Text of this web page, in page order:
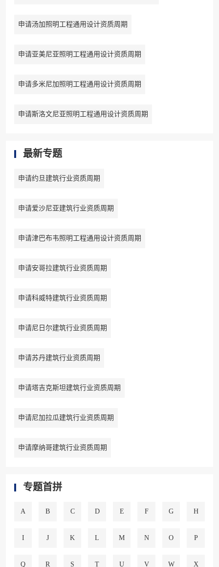
申请汤加照明工程通用设计资质周期
申请亚美尼亚照明工程通用设计资质周期
申请多米尼加照明工程通用设计资质周期
申请斯洛文尼亚照明工程通用设计资质周期
最新专题
申请约旦建筑行业资质周期
申请爱沙尼亚建筑行业资质周期
申请津巴布韦照明工程通用设计资质周期
申请安哥拉建筑行业资质周期
申请科威特建筑行业资质周期
申请尼日尔建筑行业资质周期
申请苏丹建筑行业资质周期
申请塔吉克斯坦建筑行业资质周期
申请尼加拉瓜建筑行业资质周期
申请摩纳哥建筑行业资质周期
专题首拼
A B C D E F G H
I J K L M N O P
Q R S T U V W X